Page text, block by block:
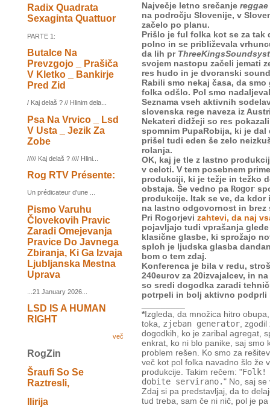
Radix Quadrata
Sexaginta Quattuor
PARTE 1:
Butalce Na
Prevzgojo _ Prašiča
V Kletko _ Bankirje
Pred Zid
/ Kaj delaš ? // Hlinim dela...
Psa Na Vrvico _ Lsd
V Usta _ Jezik Za
Zobe
///// Kaj delaš ? //// Hlini...
Rog RTV Présente:
Un prédicateur d'une ...
Pismo Varuhu
Človekovih Pravic
Zaradi Omejevanja
Pravice Do Javnega
Zbiranja, Ki Ga Izvaja
Ljubljanska Mestna
Uprava
...21 January 2026...
LSD IS A HUMAN
RIGHT
več
RogZin
Šraufi So Se
Raztresli,
Ilirija
Največje letno srečanje reggae
na področju Slovenije, v
začelo po planu.
Prišlo je ful folka kot se za
polno in se približevala
da lih pr
svojem nastopu začeli jemati
res hudo in je dvoranski
Rabili smo nekaj časa, da
folka odšlo. Pol smo
Seznama vseh aktivnih
slovenska rege naveza iz
Nekateri didžeji so res
spomnim PupaRobija, ki je
prišel tudi eden še zelo
rolanja.
OK, kaj je tle z lastno
v celoti. V tem posebnem
produkciji, ki je težje in težko
obstaja. Še vedno pa Rogor
produkcije. Itak se ve, da
na lastno odgovornost in brez
Pri Rogorjevi zahtevi, da naj
pojavljajo tudi vprašanja
klasične glasbe, ki sprožajo
sploh je ljudska glasba
bom o tem zdaj.
Konferenca je bila v redu,
240eurov za 20izvajalcev, in
so sredi dogodka zaradi
potrpeli in bolj aktivno podprli
*Izgleda, da množica hitro
toka, zjeban generator ,
dogodkih, ko je zaribal agregat,
enkrat, ko ni blo panike, saj smo
problem rešen. Ko smo za
več kot pol folka navadno šlo že
produkcije. Takim rečem: "Folk!
dobite servirano." No, saj se
Zdaj si pa predstavljaj, da to
tud treba, sam če ni nič, pol je